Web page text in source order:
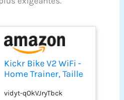
Kickr Bike V2 WiFi -
Home Trainer, Taille
vidyt-qOkVJryTbck